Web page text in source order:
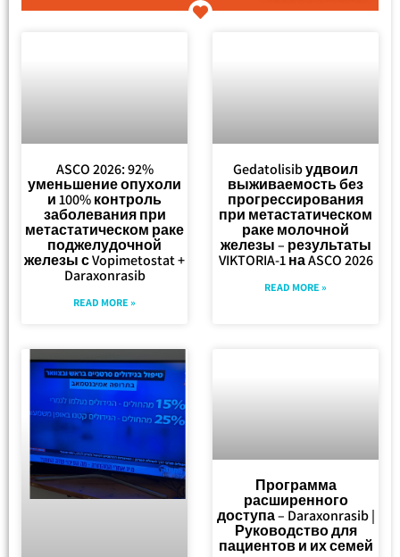
ASCO 2026: 92%
уменьшение опухоли
и 100% контроль
заболевания при
метастатическом раке
поджелудочной
железы с Vopimetostat +
Daraxonrasib
READ MORE »
Gedatolisib удвоил
выживаемость без
прогрессирования
при метастатическом
раке молочной
железы – результаты
VIKTORIA-1 на ASCO 2026
READ MORE »
Программа
расширенного
доступа – Daraxonrasib |
Руководство для
пациентов и их семей